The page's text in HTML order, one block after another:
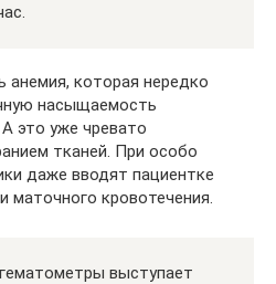
которая нередко
насыщаемость
это уже чревато
тканей. При особо
даже вводят пациентке
маточного кровотечения.
выступает